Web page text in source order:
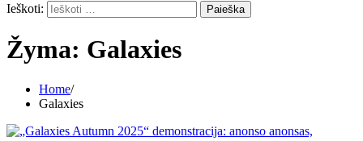
Ieškoti:
Žyma: Galaxies
Home
Galaxies